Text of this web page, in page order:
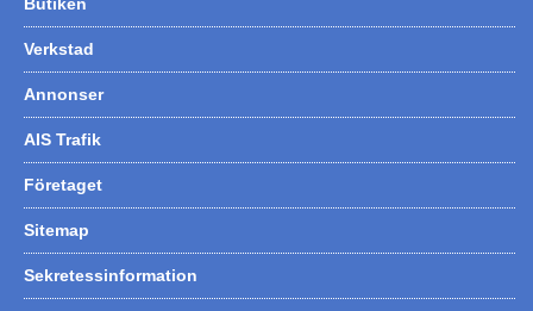
Hummertina
Varta - Batterier
Victron - Batteriladdare
CTEK - Batteriladdare
Webasto - Dieselvärmare
Calix - Packline - Takboxar
Thule - Takboxar
Butiken
Verkstad
Annonser
AIS Trafik
Företaget
Sitemap
Sekretessinformation